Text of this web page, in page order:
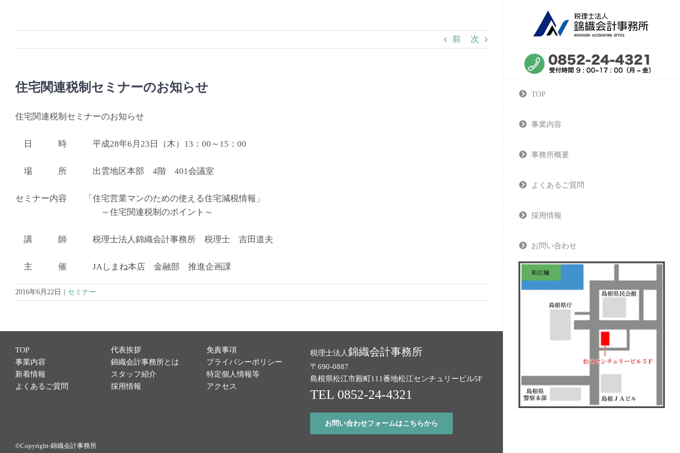
content
TOP
事業内容
事務所概要
よくあるご質問
採用情報
お問い合わせ
前 次
住宅関連税制セミナーのお知らせ
住宅関連税制セミナーのお知らせ
日 時 平成28年6月23日（木）13：00～15：00
場 所 出雲地区本部 4階 401会議室
セミナー内容 「住宅営業マンのための使える住宅減税情報」
～住宅関連税制のポイント～
講 師 税理士法人錦織会計事務所 税理士 吉田道夫
主 催 JAしまね本店 金融部 推進企画課
2016年6月22日 セミナー
TOP
事業内容
新着情報
よくあるご質問
代表挨拶
錦織会計事務所とは
スタッフ紹介
採用情報
免責事項
プライバシーポリシー
特定個人情報等
アクセス
税理士法人錦織会計事務所
〒690-0887
島根県松江市殿町111番地松江センチュリービル5F
TEL 0852-24-4321
お問い合わせフォームはこちらから
©Copyright-錦織会計事務所